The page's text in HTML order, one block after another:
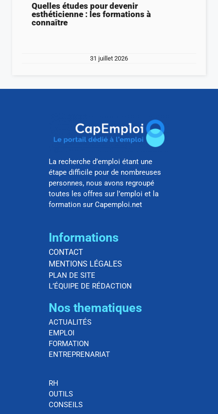
Quelles études pour devenir
esthéticienne : les formations à
connaître
31 juillet 2026
La recherche d’emploi étant une
étape difficile pour de nombreuses
personnes, nous avons regroupé
toutes les offres sur l’emploi et la
formation sur Capemploi.net
Informations
CONTACT
MENTIONS LÉGALES
PLAN DE SITE
L’ÉQUIPE DE RÉDACTION
Nos thematiques
ACTUALITÉS
EMPLOI
FORMATION
ENTREPRENARIAT
RH
OUTILS
CONSEILS